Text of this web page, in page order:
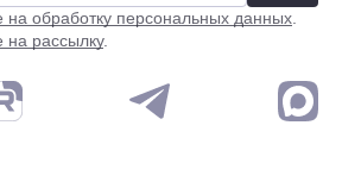
на обработку персональных данных
на рассылку.